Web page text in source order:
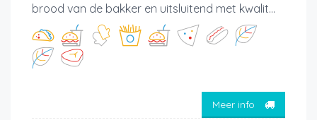
brood van de bakker en uitsluitend met kwalit...
Meer info